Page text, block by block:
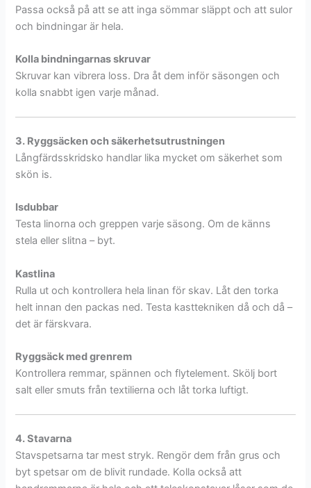
Passa också på att se att inga sömmar släppt och att sulor
och bindningar är hela.
Kolla bindningarnas skruvar
Skruvar kan vibrera loss. Dra åt dem inför säsongen och
kolla snabbt igen varje månad.
3. Ryggsäcken och säkerhetsutrustningen
Långfärdsskridsko handlar lika mycket om säkerhet som
skön is.
Isdubbar
Testa linorna och greppen varje säsong. Om de känns
stela eller slitna – byt.
Kastlina
Rulla ut och kontrollera hela linan för skav. Låt den torka
helt innan den packas ned. Testa kasttekniken då och då –
det är färskvara.
Ryggsäck med grenrem
Kontrollera remmar, spännen och flytelement. Skölj bort
salt eller smuts från textilierna och låt torka luftigt.
4. Stavarna
Stavspetsarna tar mest stryk. Rengör dem från grus och
byt spetsar om de blivit rundade. Kolla också att